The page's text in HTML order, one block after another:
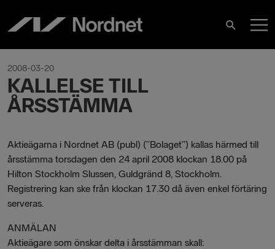
innehåll
Sök
2008-03-20
KALLELSE TILL
ÅRSSTÄMMA
Aktieägarna i Nordnet AB (publ) (”Bolaget”) kallas härmed till
årsstämma torsdagen den 24 april 2008 klockan 18.00 på
Hilton Stockholm Slussen, Guldgränd 8, Stockholm.
Registrering kan ske från klockan 17.30 då även enkel förtäring
serveras.
ANMÄLAN
Aktieägare som önskar delta i årsstämman skall: